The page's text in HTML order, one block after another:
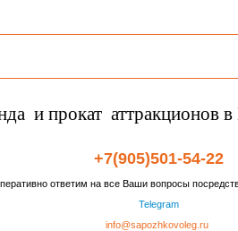
и прокат аттракционов
+7(905)501-54-22
ответим на все Ваши вопросы
Telegram
info@sapozhkovoleg.ru